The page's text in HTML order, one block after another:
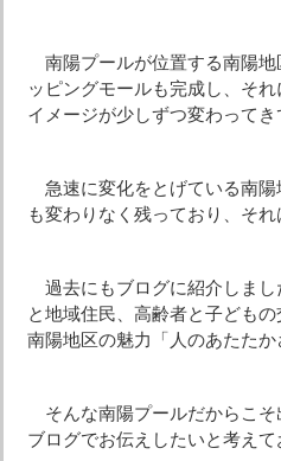
南陽プールが位置する南陽
ッピングモールも完成し、そ
イメージが少しずつ変わって
急速に変化をとげている南
も変わりなく残っており、そ
過去にもブログに紹介しま
と地域住民、高齢者と子ども
南陽地区の魅力「人のあたた
そんな南陽プールだからこ
ブログでお伝えしたいと考え